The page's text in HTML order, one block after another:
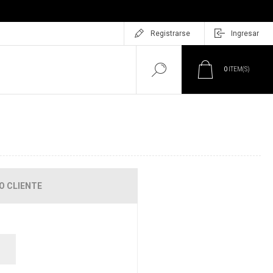
Registrarse Ingresar
0 ITEM(S)
CLIENTE